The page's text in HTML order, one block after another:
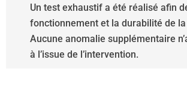
Un test exhaustif a été réalisé afin
fonctionnement et la durabilité de
Aucune anomalie supplémentaire
à l’issue de l’intervention.